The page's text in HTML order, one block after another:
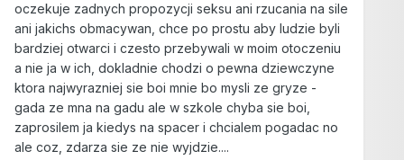
oczekuje zadnych propozycji seksu ani rzucania na sile
ani jakichs obmacywan, chce po prostu aby ludzie byli
bardziej otwarci i czesto przebywali w moim otoczeniu
a nie ja w ich, dokladnie chodzi o pewna dziewczyne
ktora najwyrazniej sie boi mnie bo mysli ze gryze -
gada ze mna na gadu ale w szkole chyba sie boi,
zaprosilem ja kiedys na spacer i chcialem pogadac no
ale coz, zdarza sie ze nie wyjdzie....